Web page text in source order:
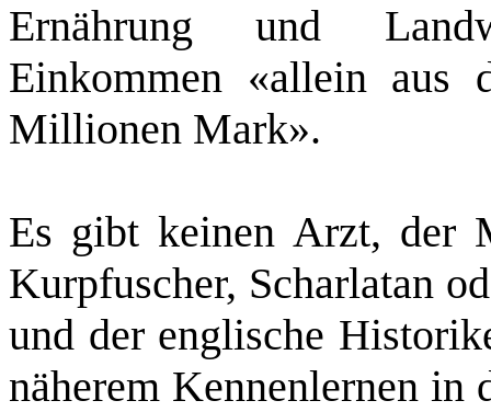
Ernährung und
Einkommen «allein aus
Millionen Mark».
Es gibt keinen Arzt, der
Kurpfuscher, Scharlatan
und der englische
näherem Kennenlernen in